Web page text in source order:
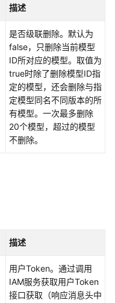
描述
是否级联删除。默认为
false，只删除当前模型
ID所对应的模型。取值为
true时除了删除模型ID指
定的模型，还会删除与指
定模型同名不同版本的所
有模型。一次最多删除
20个模型，超过的模型
不删除。
描述
用户Token。通过调用
IAM服务获取用户Token
接口获取（响应消息头中